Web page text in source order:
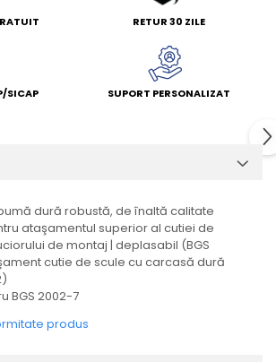
RETUR 30 ZILE
SICAP SUPORT PERSONALIZAT
dură robustă, de înaltă calitate
ataşamentul superior al cutiei de
de montaj | deplasabil (BGS
cutie de scule cu carcasă dură
BGS 2002-7
produs